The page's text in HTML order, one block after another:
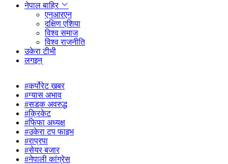
नेपाल बाहिर
एनआरएन
दक्षिण एशिया
विश्व समाज
विश्व राजनीति
उकेरा टीभी
लगइन्
#कर्पोरेट खबर
#ग्यास अभाव
#सडक अवरुद्ध
#क्रिकेट
#फिफा अध्यक्ष
#उकेरा टप फाइभ
#राप्रपा
#सेयर बजार
#नेपाली कांग्रेस